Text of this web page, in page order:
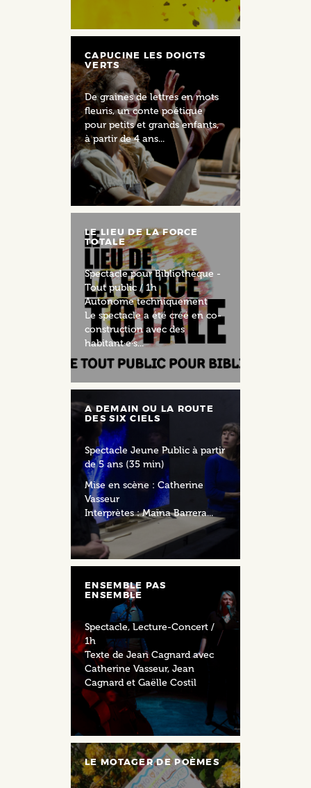
CAPUCINE LES DOIGTS
VERTS
De graines de lettres en mots
fleuris, un conte poétique
pour petits et grands enfants,
à partir de 4 ans...
LE LIEU DE LA FORCE
TOTALE
Spectacle pour Bibliothèque -
Tout public / 1h
Autonome techniquement
Le spectacle a été créé en co-
construction avec des
habitant∙e·s...
A DEMAIN OU LA ROUTE
DES SIX CIELS
Spectacle Jeune Public à partir
de 5 ans (35 min)
Mise en scène : Catherine
Vasseur
Interprètes : Maïna Barrera...
ENSEMBLE PAS
ENSEMBLE
Spectacle, Lecture-Concert /
1h
Texte de Jean Cagnard avec
Catherine Vasseur, Jean
Cagnard et Gaëlle Costil
LE MOTAGER DE POÈMES